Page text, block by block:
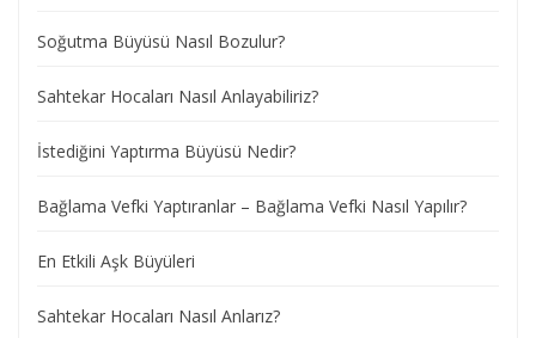
Soğutma Büyüsü Nasıl Bozulur?
Sahtekar Hocaları Nasıl Anlayabiliriz?
İstediğini Yaptırma Büyüsü Nedir?
Bağlama Vefki Yaptıranlar – Bağlama Vefki Nasıl Yapılır?
En Etkili Aşk Büyüleri
Sahtekar Hocaları Nasıl Anlarız?